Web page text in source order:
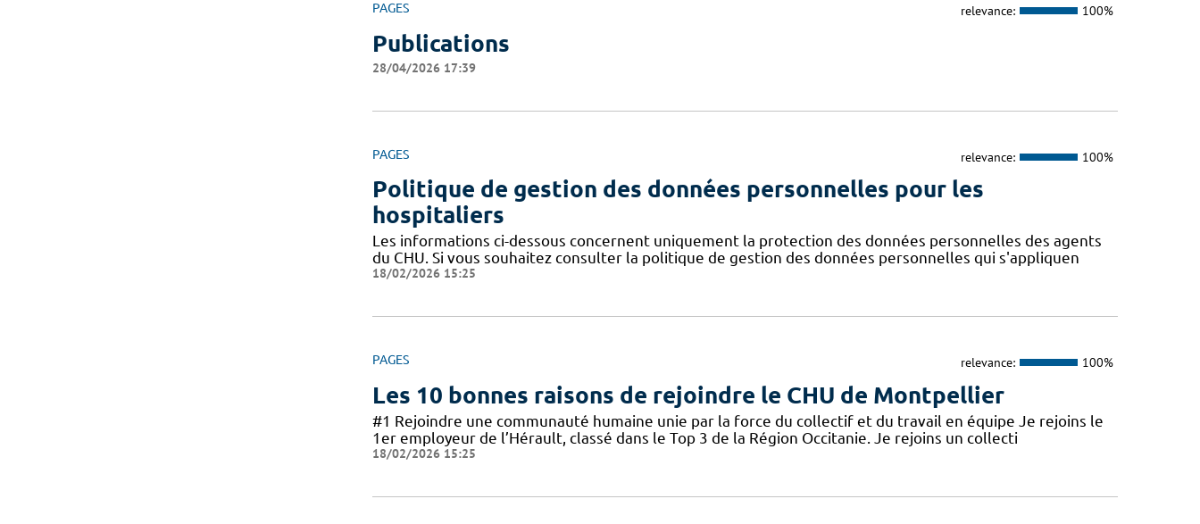
PAGES relevance: 100%
Publications
28/04/2026 17:39
PAGES relevance: 100%
Politique de gestion des données personnelles pour les
hospitaliers
Les informations ci-dessous concernent uniquement la protection des données personnelles des agents
du CHU. Si vous souhaitez consulter la politique de gestion des données personnelles qui s'appliquen
18/02/2026 15:25
PAGES relevance: 100%
Les 10 bonnes raisons de rejoindre le CHU de Montpellier
#1 Rejoindre une communauté humaine unie par la force du collectif et du travail en équipe Je rejoins le
1er employeur de l’Hérault, classé dans le Top 3 de la Région Occitanie. Je rejoins un collecti
18/02/2026 15:25